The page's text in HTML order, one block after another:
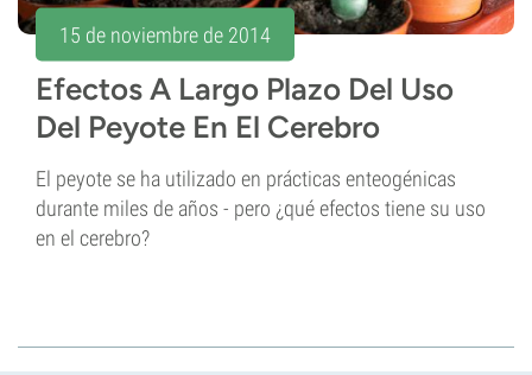
15 de noviembre de 2014
Efectos A Largo Plazo Del Uso
Del Peyote En El Cerebro
El peyote se ha utilizado en prácticas enteogénicas
durante miles de años - pero ¿qué efectos tiene su uso
en el cerebro?